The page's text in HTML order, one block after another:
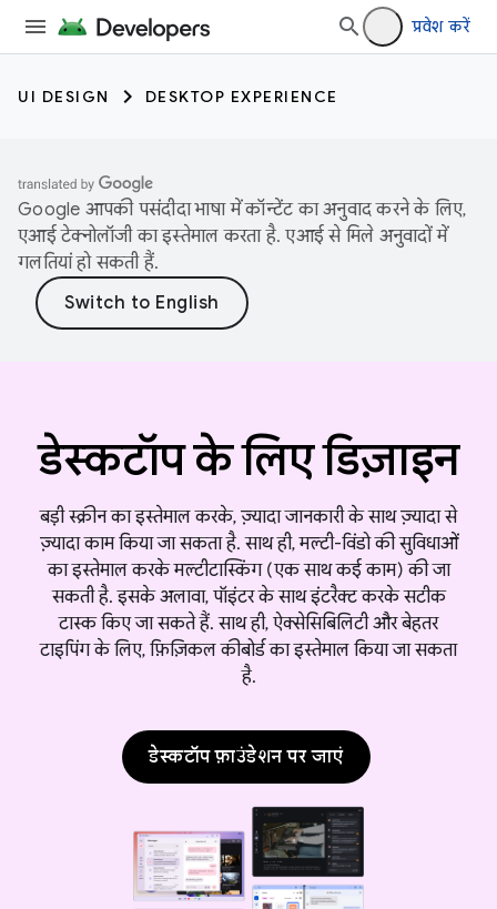
प्रवेश करें
UI DESIGN DESKTOP EXPERIENCE
Google आपकी पसंदीदा भाषा में कॉन्टेंट का अनुवाद करने के लिए,
एआई टेक्नोलॉजी का इस्तेमाल करता है. एआई से मिले अनुवादों में
गलतियां हो सकती हैं.
डेस्कटॉप के लिए डिज़ाइन
बड़ी स्क्रीन का इस्तेमाल करके, ज़्यादा जानकारी के साथ ज़्यादा से
ज़्यादा काम किया जा सकता है. साथ ही, मल्टी-विंडो की सुविधाओं
का इस्तेमाल करके मल्टीटास्किंग (एक साथ कई काम) की जा
सकती है. इसके अलावा, पॉइंटर के साथ इंटरैक्ट करके सटीक
टास्क किए जा सकते हैं. साथ ही, ऐक्सेसिबिलिटी और बेहतर
टाइपिंग के लिए, फ़िज़िकल कीबोर्ड का इस्तेमाल किया जा सकता
है.
डेस्कटॉप फ़ाउंडेशन पर जाएं